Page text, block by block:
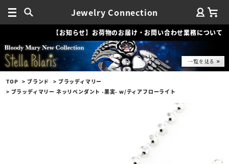
Jewelry Connection
【お知らせ】お荷物のお届け・お問い合わせ業務について
TOP ブランド
ブラッディマリー
ブラッディマリー ネッリペンダント -果実- w/ティアフローライト